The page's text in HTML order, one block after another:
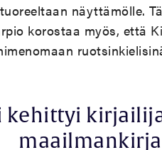
näyttämölle.
korostaa myös, että
kehittyi